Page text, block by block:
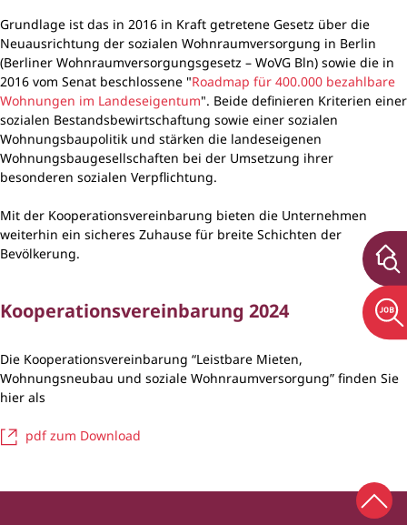
Grundlage ist das in 2016 in Kraft getretene Gesetz über die
Neuausrichtung der sozialen Wohnraumversorgung in Berlin
(Berliner Wohnraumversorgungsgesetz – WoVG Bln) sowie die in
2016 vom Senat beschlossene "Roadmap für 400.000 bezahlbare
Wohnungen im Landeseigentum". Beide definieren Kriterien einer
sozialen Bestandsbewirtschaftung sowie einer sozialen
Wohnungsbaupolitik und stärken die landeseigenen
Wohnungsbaugesellschaften bei der Umsetzung ihrer
besonderen sozialen Verpflichtung.
Mit der Kooperationsvereinbarung bieten die Unternehmen
weiterhin ein sicheres Zuhause für breite Schichten der
Bevölkerung.
Kooperationsvereinbarung 2024
Die Kooperationsvereinbarung “Leistbare Mieten,
Wohnungsneubau und soziale Wohnraumversorgung” finden Sie
hier als
pdf zum Download